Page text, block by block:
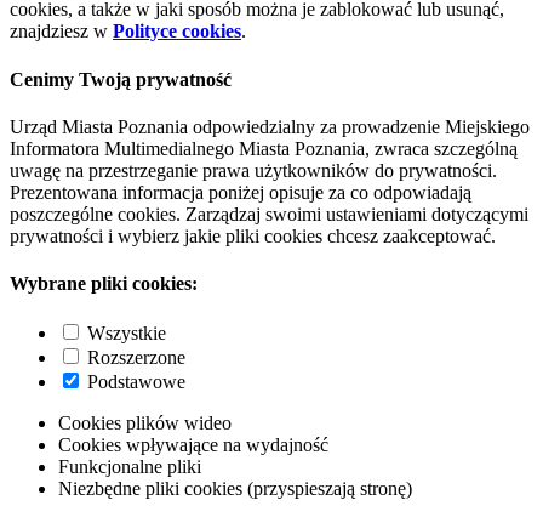
cookies, a także w jaki sposób można je zablokować lub usunąć,
znajdziesz w Polityce cookies.
Cenimy Twoją prywatność
Urząd Miasta Poznania odpowiedzialny za prowadzenie Miejskiego
Informatora Multimedialnego Miasta Poznania, zwraca szczególną
uwagę na przestrzeganie prawa użytkowników do prywatności.
Prezentowana informacja poniżej opisuje za co odpowiadają
poszczególne cookies. Zarządzaj swoimi ustawieniami dotyczącymi
prywatności i wybierz jakie pliki cookies chcesz zaakceptować.
Wybrane pliki cookies:
Wszystkie
Rozszerzone
Podstawowe
Cookies plików wideo
Cookies wpływające na wydajność
Funkcjonalne pliki
Niezbędne pliki cookies (przyspieszają stronę)